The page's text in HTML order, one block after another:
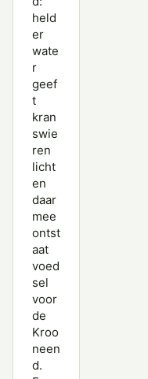
held
er
wate
r
geef
t
kran
swie
ren
licht
en
daar
mee
ontst
aat
voed
sel
voor
de
Kroo
neen
d.